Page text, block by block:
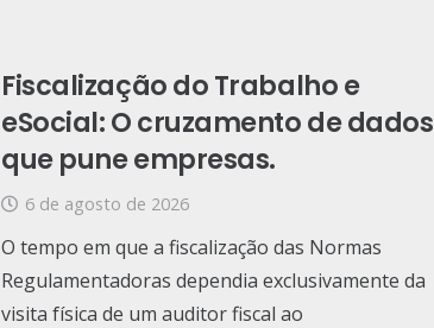
Fiscalização do Trabalho e
eSocial: O cruzamento de dados
que pune empresas.
6 de agosto de 2026
O tempo em que a fiscalização das Normas
Regulamentadoras dependia exclusivamente da
visita física de um auditor fiscal ao